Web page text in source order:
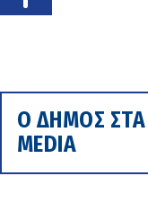
Ο ΔΗΜΟΣ ΣΤΑ
MEDIA